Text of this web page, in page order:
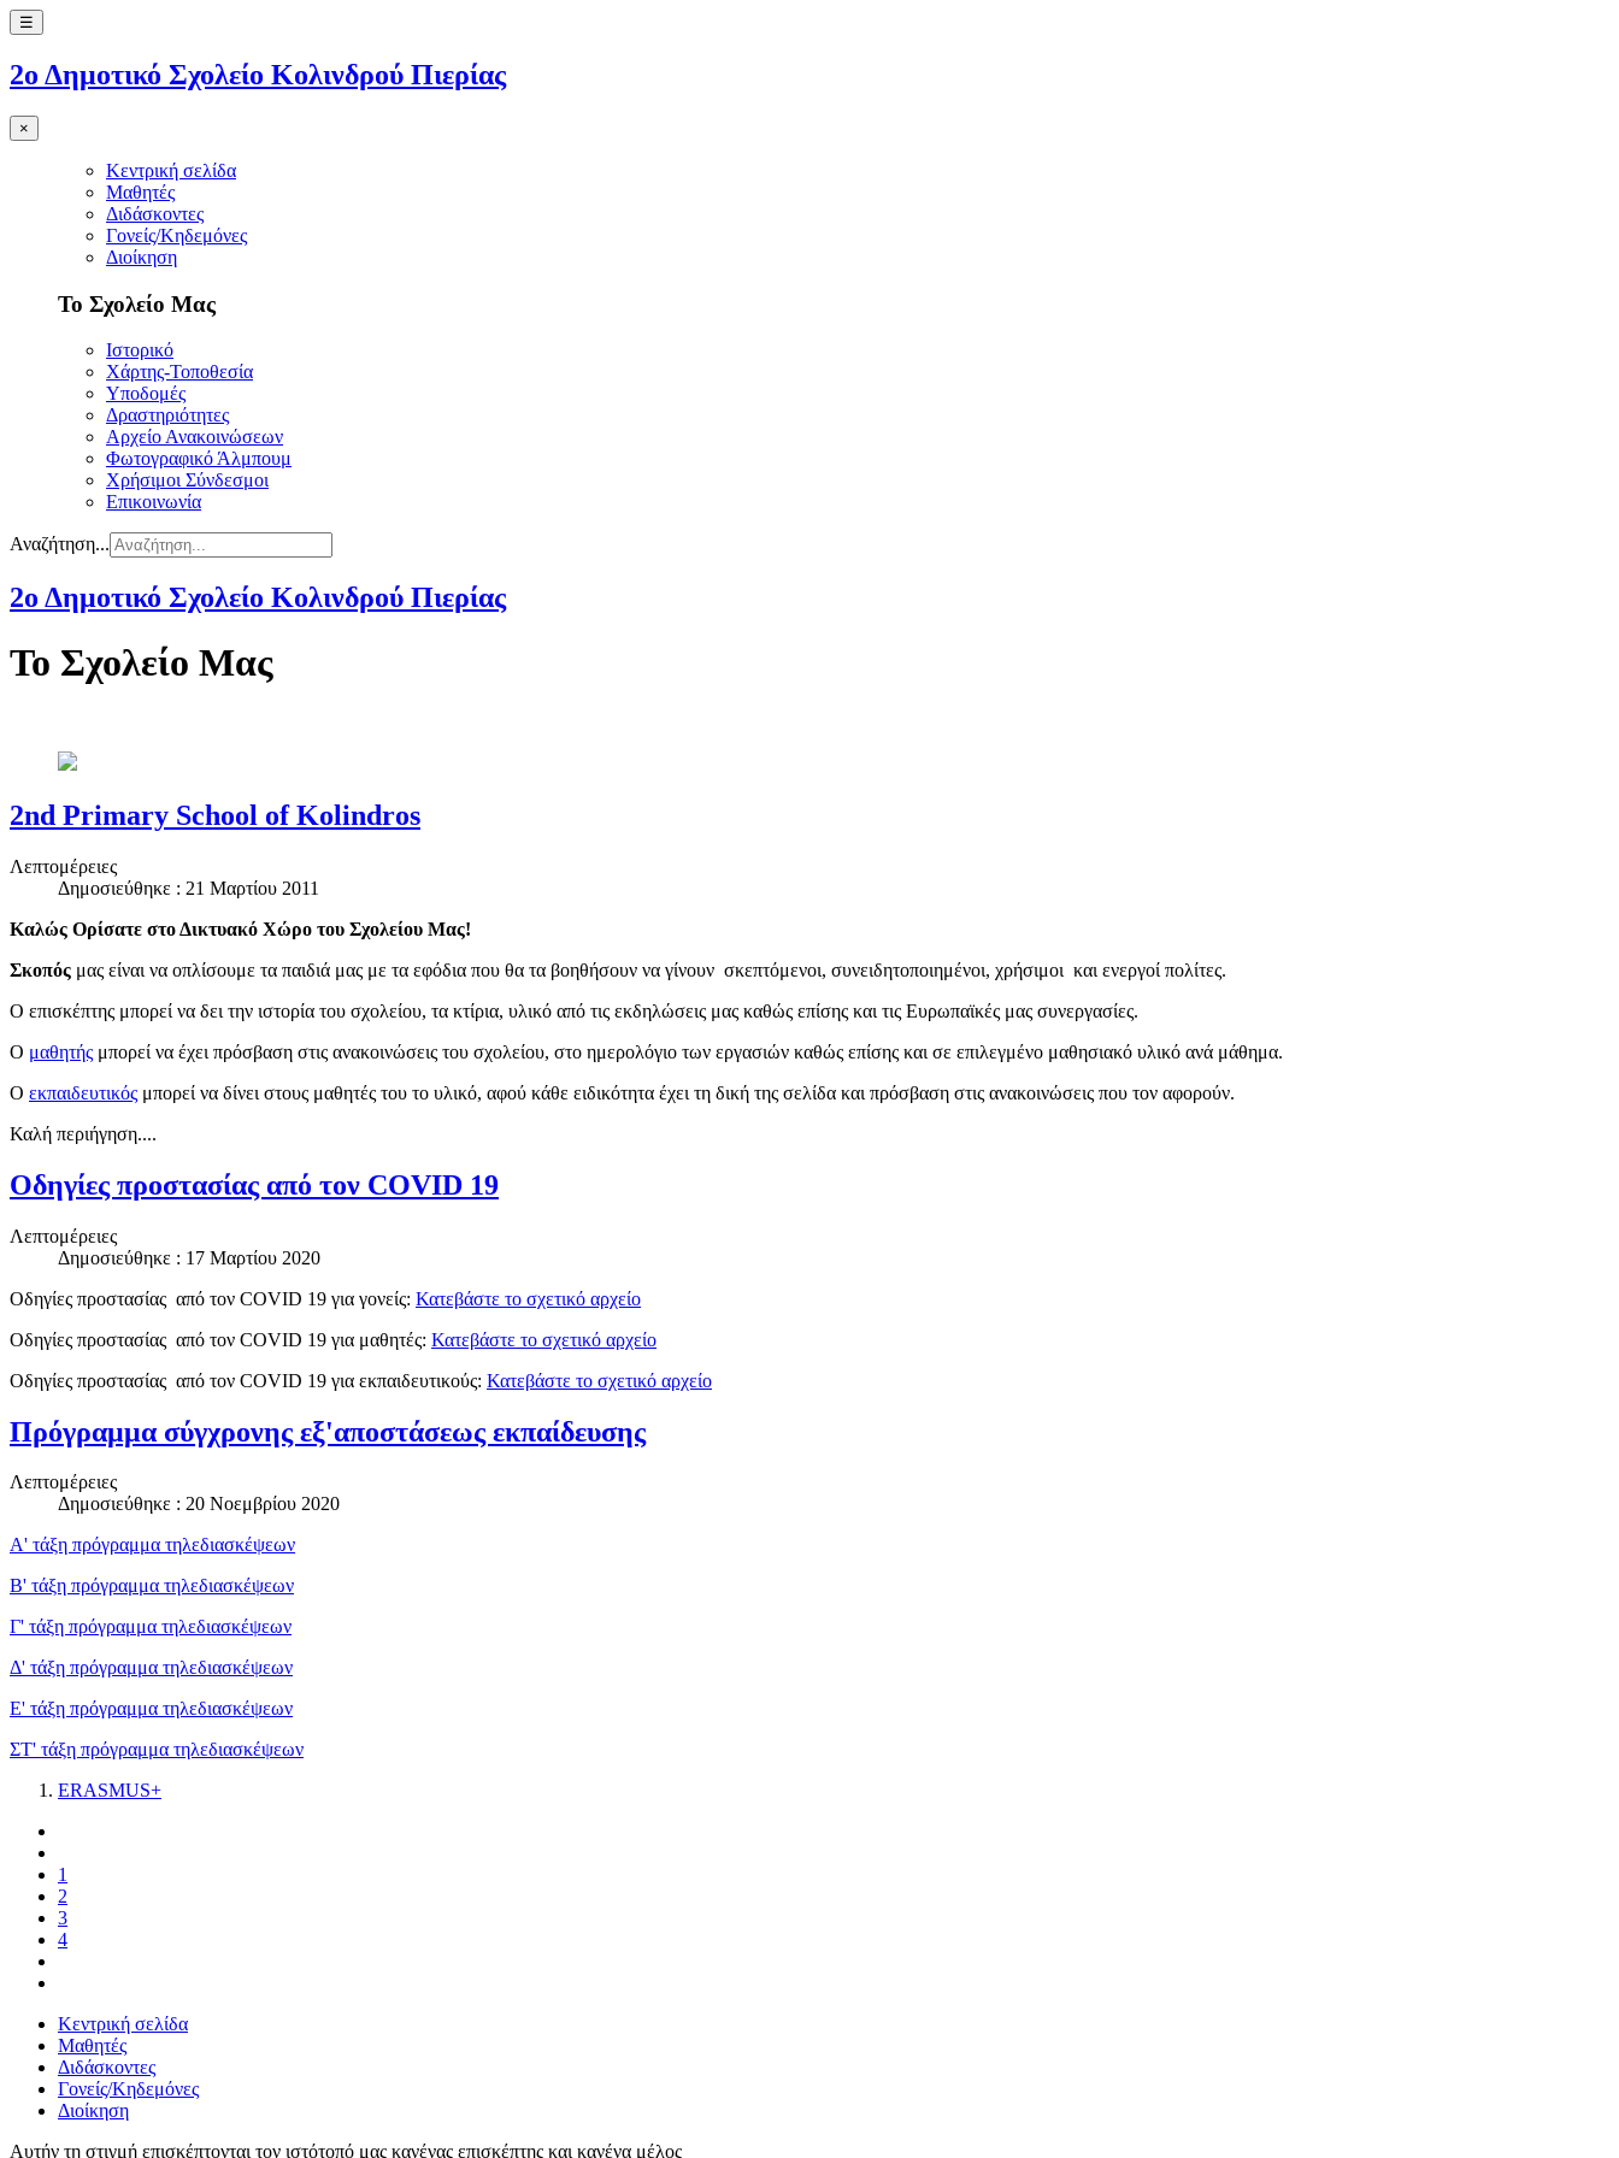
☰
2ο Δημοτικό Σχολείο Κολινδρού Πιερίας
×
Κεντρική σελίδα
Μαθητές
Διδάσκοντες
Γονείς/Κηδεμόνες
Διοίκηση
Το Σχολείο Μας
Ιστορικό
Χάρτης-Τοποθεσία
Υποδομές
Δραστηριότητες
Αρχείο Ανακοινώσεων
Φωτογραφικό Άλμπουμ
Χρήσιμοι Σύνδεσμοι
Επικοινωνία
Αναζήτηση...
2ο Δημοτικό Σχολείο Κολινδρού Πιερίας
Το Σχολείο Μας
2nd Primary School of Kolindros
Λεπτομέρειες
Δημοσιεύθηκε : 21 Μαρτίου 2011
Καλώς Ορίσατε στο Δικτυακό Χώρο του Σχολείου Μας!
Σκοπός μας είναι να οπλίσουμε τα παιδιά μας με τα εφόδια που θα τα βοηθήσουν να γίνουν σκεπτόμενοι, συνειδητοποιημένοι, χρήσιμοι και ενεργοί πολίτες.
Ο επισκέπτης μπορεί να δει την ιστορία του σχολείου, τα κτίρια, υλικό από τις εκδηλώσεις μας καθώς επίσης και τις Ευρωπαϊκές μας συνεργασίες.
Ο μαθητής μπορεί να έχει πρόσβαση στις ανακοινώσεις του σχολείου, στο ημερολόγιο των εργασιών καθώς επίσης και σε επιλεγμένο μαθησιακό υλικό ανά μάθημα.
Ο εκπαιδευτικός μπορεί να δίνει στους μαθητές του το υλικό, αφού κάθε ειδικότητα έχει τη δική της σελίδα και πρόσβαση στις ανακοινώσεις που τον αφορούν.
Καλή περιήγηση....
Oδηγίες προστασίας από τον COVID 19
Λεπτομέρειες
Δημοσιεύθηκε : 17 Μαρτίου 2020
Οδηγίες προστασίας από τον COVID 19 για γονείς: Κατεβάστε το σχετικό αρχείο
Οδηγίες προστασίας από τον COVID 19 για μαθητές: Κατεβάστε το σχετικό αρχείο
Οδηγίες προστασίας από τον COVID 19 για εκπαιδευτικούς: Κατεβάστε το σχετικό αρχείο
Πρόγραμμα σύγχρονης εξ'αποστάσεως εκπαίδευσης
Λεπτομέρειες
Δημοσιεύθηκε : 20 Νοεμβρίου 2020
Α' τάξη πρόγραμμα τηλεδιασκέψεων
Β' τάξη πρόγραμμα τηλεδιασκέψεων
Γ' τάξη πρόγραμμα τηλεδιασκέψεων
Δ' τάξη πρόγραμμα τηλεδιασκέψεων
Ε' τάξη πρόγραμμα τηλεδιασκέψεων
ΣΤ' τάξη πρόγραμμα τηλεδιασκέψεων
ERASMUS+
1
2
3
4
Κεντρική σελίδα
Μαθητές
Διδάσκοντες
Γονείς/Κηδεμόνες
Διοίκηση
Αυτήν τη στιγμή επισκέπτονται τον ιστότοπό μας κανένας επισκέπτης και κανένα μέλος